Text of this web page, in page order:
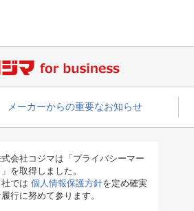
メーカーからの重要なお知らせ
会社コジマは「プライバシーマー
を取得しました。
社では 個人情報保護方針を定め確実
行に努めて参ります。